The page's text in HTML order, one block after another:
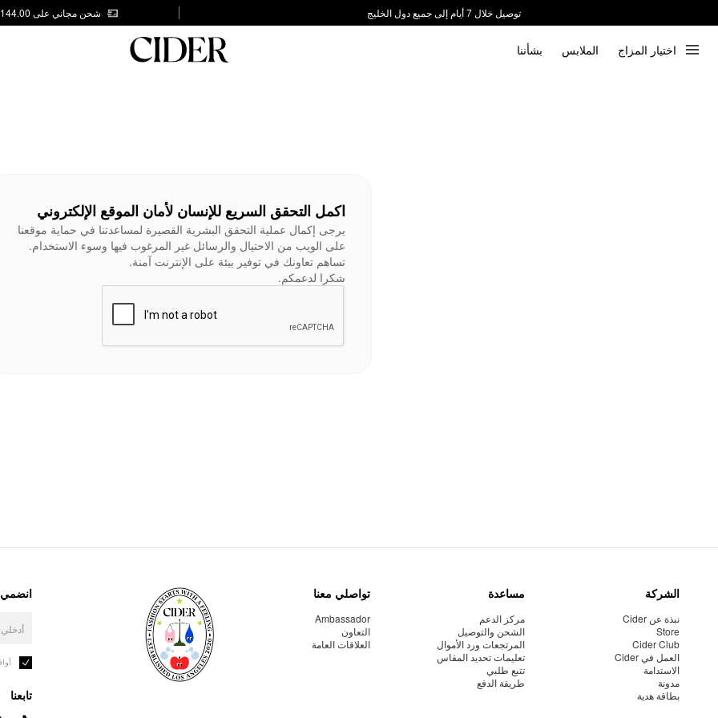
توصيل خلال 7 أيام إلى جميع دول الخليج
شحن مجاني على AED 144.00
اختيار المزاج الملابس بشأننا
اكمل التحقق السريع للإنسان لأمان الموقع الإلكتروني
يرجى إكمال عملية التحقق البشرية القصيرة لمساعدتنا في حماية موقعنا
على الويب من الاحتيال والرسائل غير المرغوب فيها وسوء الاستخدام.
تساهم تعاونك في توفير بيئة على الإنترنت آمنة.
شكرا لدعمكم.
الشركة
نبذة عن Cider
Store
Cider Club
العمل في Cider
الاستدامة
مدونة
بطاقة هدية
مساعدة
مركز الدعم
الشحن والتوصيل
المرتجعات ورد الأموال
تعليمات تحديد المقاس
تتبع طلبي
طريقة الدفع
تواصلي معنا
Ambassador
التعاون
العلاقات العامة
انضمي
تابعنا